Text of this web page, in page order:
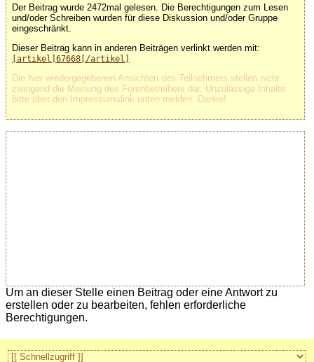
Der Beitrag wurde 2472mal gelesen. Die Berechtigungen zum Lesen
und/oder Schreiben wurden für diese Diskussion und/oder Gruppe
eingeschränkt.
Dieser Beitrag kann in anderen Beiträgen verlinkt werden mit:
[artikel]67668[/artikel]
Die hier wiedergegebenen Ansichten des Teilnehmers stellen nicht
zwingend die Meinung des Forenbetreibers dar. Unzulässige Inhalte
bitte über den Impressumslink unten melden. Danke!
Um an dieser Stelle einen Beitrag oder eine Antwort zu
erstellen oder zu bearbeiten, fehlen erforderliche
Berechtigungen.